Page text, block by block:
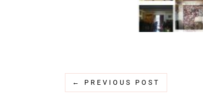
← PREVIOUS POST